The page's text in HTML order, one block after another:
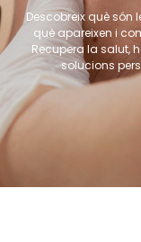
Descobreix què són
què apareixen i
Recupera la salut,
solucions